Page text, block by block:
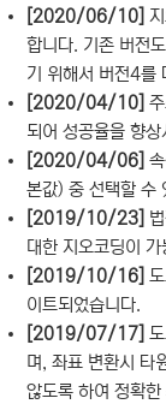
[2020/06/10]
합니다. 기존 버전
기 위해서 버전4를
[2020/04/10]
되어 성공율을 향상
[2020/04/06]
본값) 중 선택할 수
[2019/10/23]
대한 지오코딩이
[2019/10/16]
이트되었습니다.
[2019/07/17]
며, 좌표 변환시 타
않도록 하여 정확